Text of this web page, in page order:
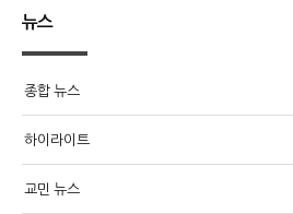
뉴스
종합 뉴스
하이라이트
교민 뉴스